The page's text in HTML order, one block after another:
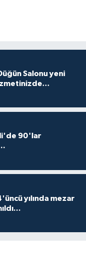
Salonu yeni
90'lar
yılında mezar